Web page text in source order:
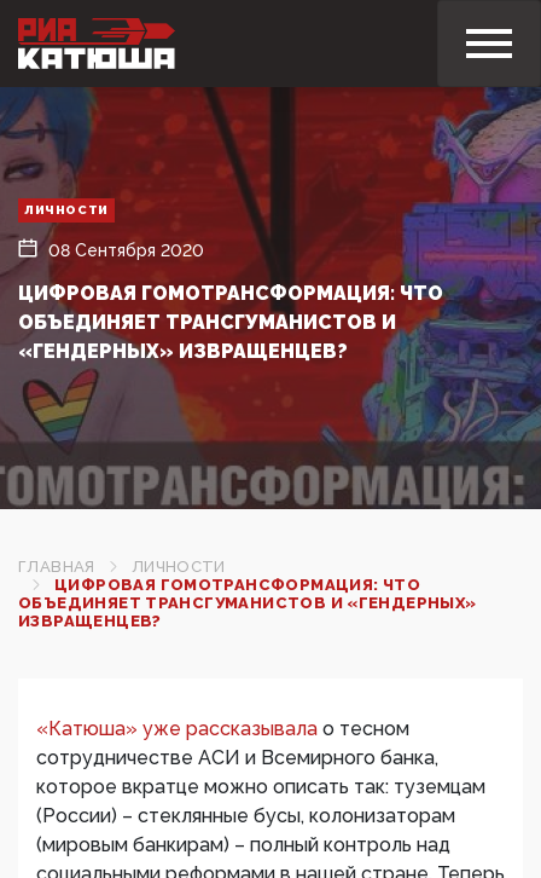
ЛИЧНОСТИ
08 Сентября 2020
ЦИФРОВАЯ ГОМОТРАНСФОРМАЦИЯ: ЧТО
ОБЪЕДИНЯЕТ ТРАНСГУМАНИСТОВ И
«ГЕНДЕРНЫХ» ИЗВРАЩЕНЦЕВ?
ГЛАВНАЯ
ЛИЧНОСТИ
ЦИФРОВАЯ ГОМОТРАНСФОРМАЦИЯ: ЧТО
ОБЪЕДИНЯЕТ ТРАНСГУМАНИСТОВ И «ГЕНДЕРНЫХ»
ИЗВРАЩЕНЦЕВ?
«Катюша» уже рассказывала о тесном
сотрудничестве АСИ и Всемирного банка,
которое вкратце можно описать так: туземцам
(России) – стеклянные бусы, колонизаторам
(мировым банкирам) – полный контроль над